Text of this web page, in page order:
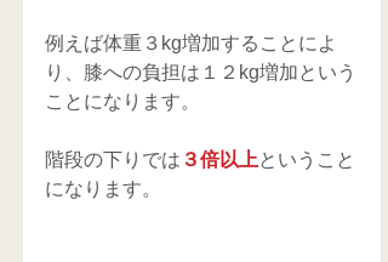
例えば体重３kg増加することによ
り、膝への負担は１２kg増加という
ことになります。
階段の下りでは ３倍以上ということ
になります。